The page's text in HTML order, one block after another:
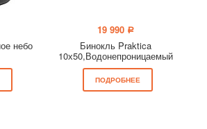
небо
19 990 a
Бинокль Praktica
10х50,Водонепроницаемый
ПОДРОБНЕЕ